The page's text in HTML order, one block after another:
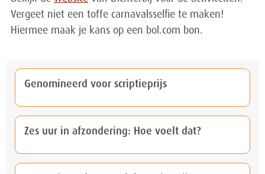
Genomineerd voor scriptieprijs
Zes uur in afzondering: Hoe voelt dat?
Vergeet niet een toffe carnavalsselfie te maken!
Hiermee maak je kans op een bol.com bon.